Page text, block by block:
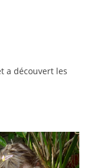
a découvert les